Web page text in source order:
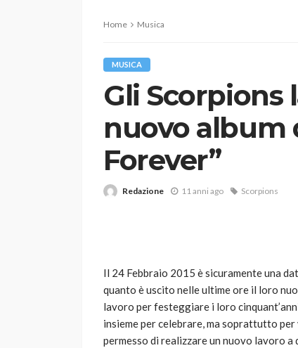
Home Musica
MUSICA
Gli Scorpions
nuovo album
Forever”
Redazione 11 anni ago Scorpions
Il 24 Febbraio 2015 è sicuramente una
quanto è uscito nelle ultime ore il loro
lavoro per festeggiare i loro
insieme per celebrare, ma soprattutto
permesso di realizzare un nuovo lavoro a
VARIE
Robot
scegliere per il